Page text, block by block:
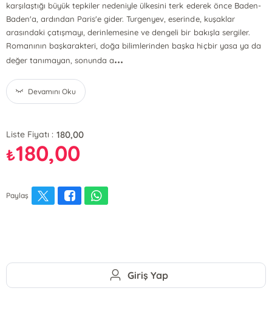
karşılaştığı büyük tepkiler nedeniyle ülkesini terk ederek önce Baden-
Baden'a, ardından Paris'e gider. Turgenyev, eserinde, kuşaklar
arasındaki çatışmayı, derinlemesine ve dengeli bir bakışla sergiler.
Romanının başkarakteri, doğa bilimlerinden başka hiçbir yasa ya da
değer tanımayan, sonunda a...
Devamını Oku
Liste Fiyatı : 180,00
₺180,00
Paylaş
Giriş Yap